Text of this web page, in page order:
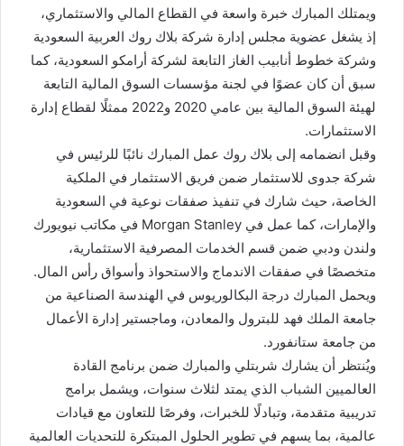
ويمتلك المبارك خبرة واسعة في القطاع المالي والاستثماري،
إذ يشغل عضوية مجلس إدارة شركة بلاك روك العربية السعودية
وشركة خطوط أنابيب الغاز التابعة لشركة أرامكو السعودية، كما
سبق أن كان عضوًا في لجنة مؤسسات السوق المالية التابعة
لهيئة السوق المالية بين عامي 2020 و2022 ممثلًا لقطاع إدارة
الاستثمارات.
وقبل انضمامه إلى بلاك روك عمل المبارك نائبًا للرئيس في
شركة جدوى للاستثمار ضمن فريق الاستثمار في الملكية
الخاصة، حيث شارك في تنفيذ صفقات نوعية في السعودية
والإمارات، كما عمل في Morgan Stanley في مكاتب نيويورك
ولندن ودبي ضمن قسم الخدمات المصرفية الاستثمارية،
متخصصًا في صفقات الاندماج والاستحواذ وأسواق رأس المال.
ويحمل المبارك درجة البكالوريوس في الهندسة الصناعية من
جامعة الملك فهد للبترول والمعادن، وماجستير إدارة الأعمال
من جامعة ستانفورد.
ويُنتظر أن يشارك شربتلي والمبارك ضمن برنامج القادة
العالميين الشباب الذي يمتد لثلاث سنوات، ويشمل برامج
تدريبية متقدمة، وتبادلًا للخبرات، وفرصًا للتعاون مع قيادات
عالمية، بما يسهم في تطوير الحلول المبتكرة للتحديات العالمية